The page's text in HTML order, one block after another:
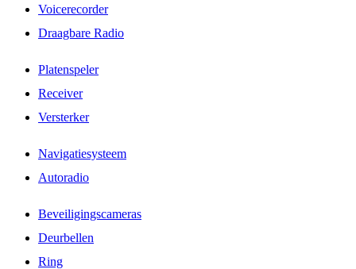
Voicerecorder
Draagbare Radio
Platenspeler
Receiver
Versterker
Navigatiesysteem
Autoradio
Beveiligingscameras
Deurbellen
Ring